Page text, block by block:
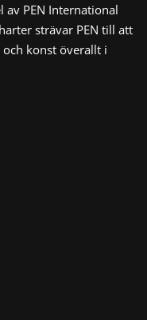
av PEN International
strävar PEN till att
konst överallt i